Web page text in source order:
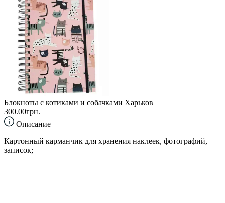
Блокноты с котиками и собачками Харьков
300.00грн.
Описание
Картонный карманчик для хранения наклеек, фотографий,
записок;